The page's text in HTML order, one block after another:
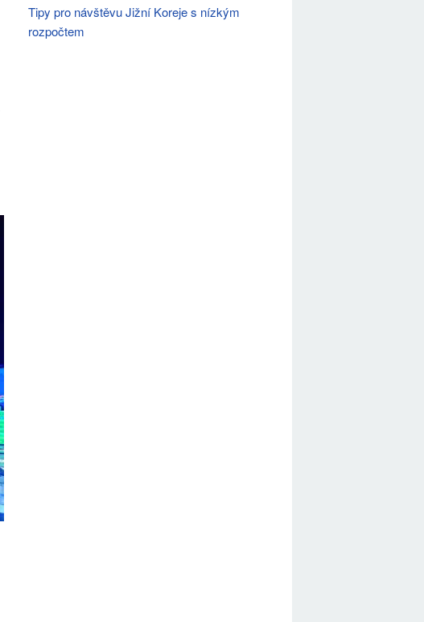
Tipy pro návštěvu Jižní Koreje s nízkým
rozpočtem